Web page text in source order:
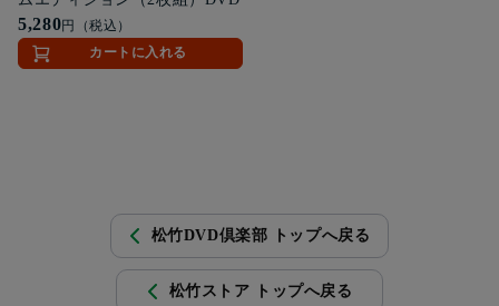
5,280円（税込）
カートに入れる
松竹DVD倶楽部 トップへ戻る
松竹ストア トップへ戻る